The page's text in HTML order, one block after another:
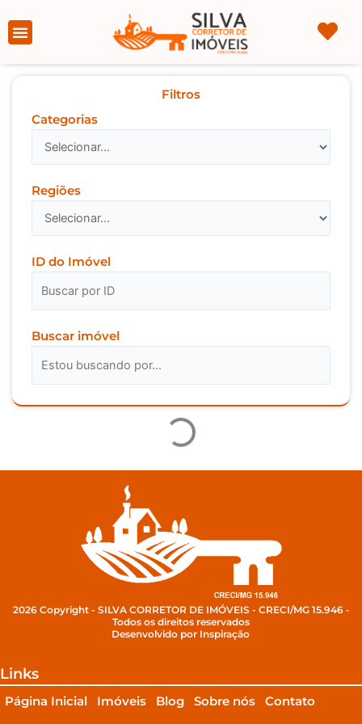
para
conteúdo
Filtros
Categorias
Regiões
ID do Imóvel
Buscar imóvel
2026 Copyright - SILVA CORRETOR DE IMÓVEIS - CRECI/MG 15.946 -
Todos os direitos reservados
Desenvolvido por Inspiração
Links
Página Inicial Imóveis Blog Sobre nós Contato